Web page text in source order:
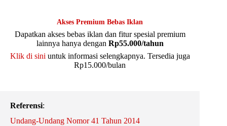
Akses Premium Bebas Iklan
Dapatkan akses bebas iklan dan fitur spesial premium
lainnya hanya dengan Rp55.000/tahun
Klik di sini untuk informasi selengkapnya. Tersedia juga
Rp15.000/bulan
Referensi:
Undang-Undang Nomor 41 Tahun 2014